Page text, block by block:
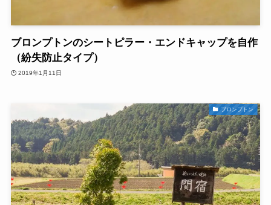
ブロンプトンのシートピラー・エンドキャップを自作
（紛失防止タイプ）
2019年1月11日
ブロンプトン